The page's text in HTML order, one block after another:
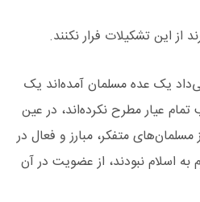
از این تشکیلات فرار نکنند.
یک عده مسلمان آمده‌اند یک
عیار مطرح نکرده‌اند، در عین
متفکر، مبارز و فعال در
به اسلام نبودند، از عضویت در آن